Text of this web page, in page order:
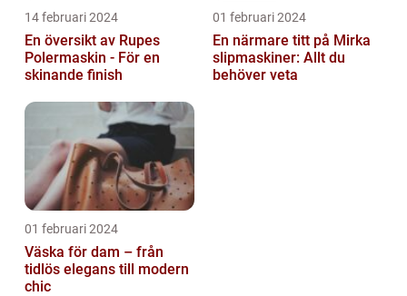
14 februari 2024
En översikt av Rupes
Polermaskin - För en
skinande finish
01 februari 2024
En närmare titt på Mirka
slipmaskiner: Allt du
behöver veta
01 februari 2024
Väska för dam – från
tidlös elegans till modern
chic